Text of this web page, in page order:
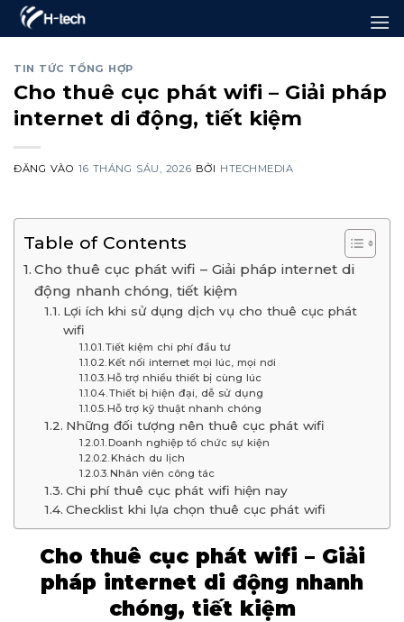
qua
nội
dung
TIN TỨC TỔNG HỢP
Cho thuê cục phát wifi – Giải pháp
internet di động, tiết kiệm
ĐĂNG VÀO16 THÁNG SÁU, 2026 BỞI HTECHMEDIA
Table of Contents
Cho thuê cục phát wifi – Giải pháp internet di
động nhanh chóng, tiết kiệm
Lợi ích khi sử dụng dịch vụ cho thuê cục phát
wifi
Tiết kiệm chi phí đầu tư
Kết nối internet mọi lúc, mọi nơi
Hỗ trợ nhiều thiết bị cùng lúc
Thiết bị hiện đại, dễ sử dụng
Hỗ trợ kỹ thuật nhanh chóng
Những đối tượng nên thuê cục phát wifi
Doanh nghiệp tổ chức sự kiện
Khách du lịch
Nhân viên công tác
Chi phí thuê cục phát wifi hiện nay
Checklist khi lựa chọn thuê cục phát wifi
Cho thuê cục phát wifi – Giải
pháp internet di động nhanh
chóng, tiết kiệm